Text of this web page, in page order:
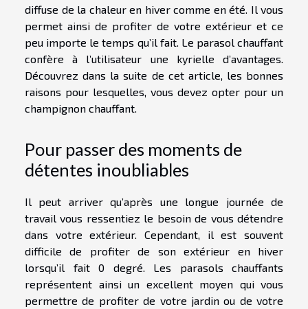
diffuse de la chaleur en hiver comme en été. Il vous
permet ainsi de profiter de votre extérieur et ce
peu importe le temps qu’il fait. Le parasol chauffant
confère à l’utilisateur une kyrielle d’avantages.
Découvrez dans la suite de cet article, les bonnes
raisons pour lesquelles, vous devez opter pour un
champignon chauffant.
Pour passer des moments de
détentes inoubliables
Il peut arriver qu’après une longue journée de
travail vous ressentiez le besoin de vous détendre
dans votre extérieur. Cependant, il est souvent
difficile de profiter de son extérieur en hiver
lorsqu’il fait 0 degré. Les parasols chauffants
représentent ainsi un excellent moyen qui vous
permettre de profiter de votre jardin ou de votre